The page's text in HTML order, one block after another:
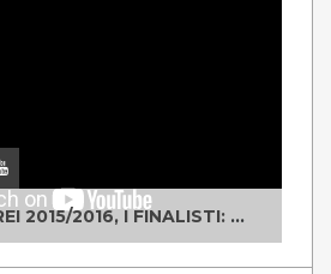
UNO TWO DREI 2015/2016, I FINALISTI: CLASSE IV ALS ISTITUTO "DEGASPERI" BORGO VALSUGANA